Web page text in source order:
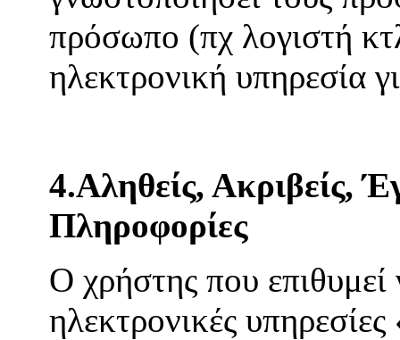
πρόσωπο (πχ λογιστή
ηλεκτρονική υπηρεσία
4.Αληθείς, Ακριβείς,
Πληροφορίες
Ο χρήστης που επιθυμεί
ηλεκτρονικές